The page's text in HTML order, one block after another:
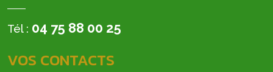
Tél : 04 75 88 00 25
VOS CONTACTS